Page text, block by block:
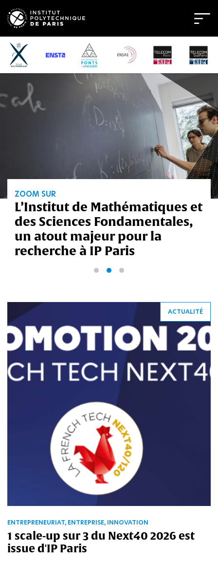
Bienvenue
sur
Polytechnique
de
Paris
ZOOM SUR
L’Institut de Mathématiques et
des Sciences Fondamentales,
un atout majeur pour la
recherche à IP Paris
ACTUALITÉ
ENTREPRENEURIAT, ENTREPRISE, INNOVATION
1 scale-up sur 3 du Next40 2026 est
issue d'IP Paris